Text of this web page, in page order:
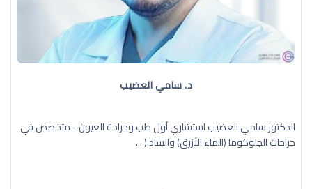
د. سامي العضيب
الدكتور سامي العضيب استشاري أول طب وجراحة العيون - متخصص في
جراحات الجلوكوما (الماء الأزرق) والساد ( ...